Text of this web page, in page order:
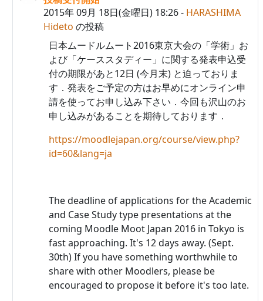
2015年 09月 18日(金曜日) 18:26- HARASHIMA
Hideto の投稿
日本ムードルムート2016東京大会の「学術」お
よび「ケーススタディー」に関する発表申込受
付の期限があと12日 (今月末) と迫っておりま
す．発表をご予定の方はお早めにオンライン申
請を使ってお申し込み下さい．今回も沢山のお
申し込みがあることを期待しております．
https://moodlejapan.org/course/view.php?
id=60&lang=ja
The deadline of applications for the Academic
and Case Study type presentations at the
coming Moodle Moot Japan 2016 in Tokyo is
fast approaching. It's 12 days away. (Sept.
30th) If you have something worthwhile to
share with other Moodlers, please be
encouraged to propose it before it's too late.